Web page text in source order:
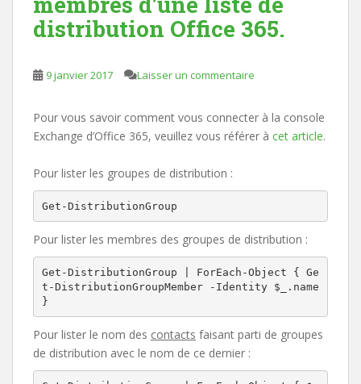
distribution Office 365.
9 janvier 2017 Laisser un commentaire
Pour vous savoir comment vous connecter à la console
Exchange d’Office 365, veuillez vous référer à cet article.
Pour lister les groupes de distribution :
Get-DistributionGroup
Pour lister les membres des groupes de distribution :
Get-DistributionGroup | ForEach-Object { Ge
t-DistributionGroupMember -Identity $_.name
}
Pour lister le nom des contacts faisant parti de groupes
de distribution avec le nom de ce dernier :